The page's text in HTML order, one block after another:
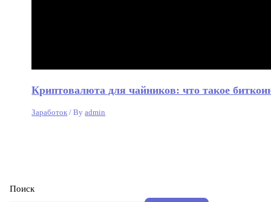
Поиск
Криптовалюта для чайников: что такое
Заработок / Byadmin